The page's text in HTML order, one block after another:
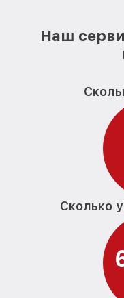
Наш
Сколько